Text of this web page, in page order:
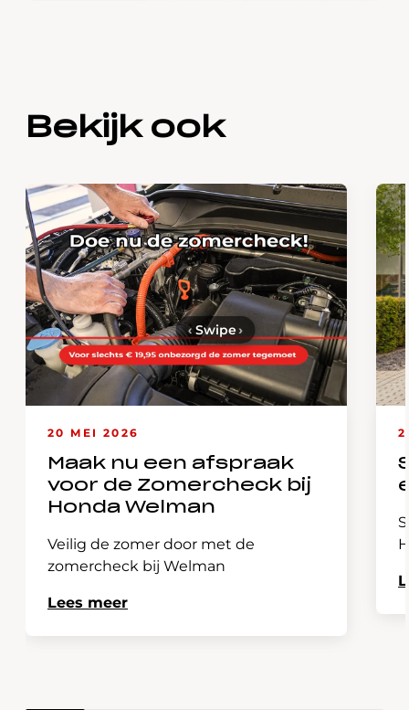
Bekijk ook
20 MEI 2026
Maak nu een afspraak
voor de Zomercheck bij
Honda Welman
Veilig de zomer door met de
zomercheck bij Welman
Lees meer
‹ Swipe›